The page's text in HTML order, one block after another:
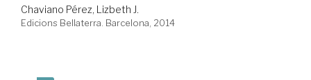
Chaviano Pérez, Lizbeth J.
Edicions Bellaterra. Barcelona, 2014